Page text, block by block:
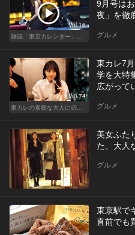
Vol.16
9月号は
夜」を徹
グルメ
Vol.74
東カレ7
学を大特
広がって
グルメ
美女ふた
た、大人
グルメ
東京駅で
直前でも